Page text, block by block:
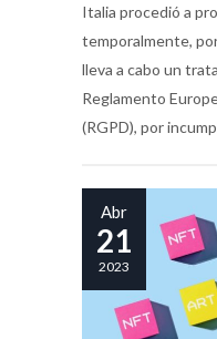
Italia procedió a
temporalmente,
lleva a cabo un
Reglamento
(RGPD), por
Abr
21
2023